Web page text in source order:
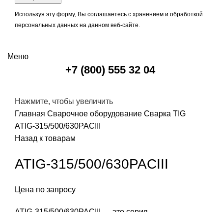
Используя эту форму, Вы соглашаетесь с хранением и обработкой
персональных данных на данном веб-сайте.
Меню
+7 (800) 555 32 04
Нажмите, чтобы увеличить
Главная Сварочное оборудование Сварка TIG
ATIG-315/500/630PACIII
Назад к товарам
ATIG-315/500/630PACIII
Цена по запросу